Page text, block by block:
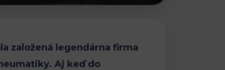
založená legendárna firma
Aj keď do